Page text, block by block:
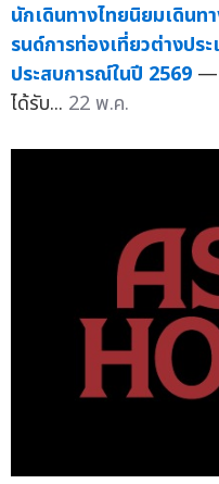
นักเดินทางไทยนิยมเดินท
รนด์การท่องเที่ยวต่างปร
ประสบการณ์ในปี 2569 —
ได้รับ... 22 พ.ค.